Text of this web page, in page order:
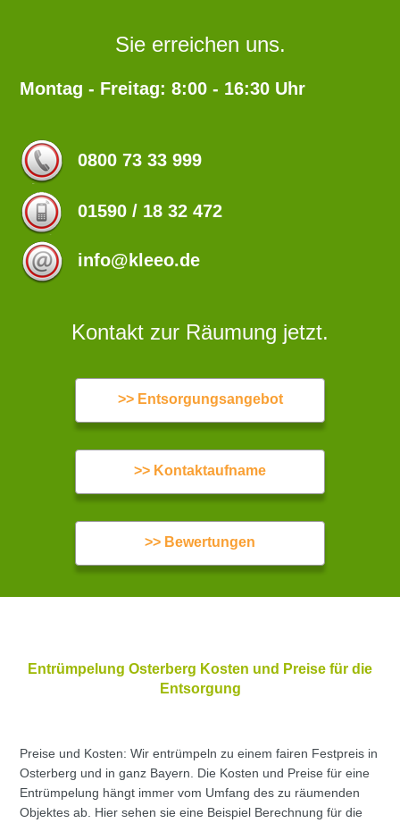
Sie erreichen uns.
Montag - Freitag: 8:00 - 16:30 Uhr
0800 73 33 999
01590 / 18 32 472
info@kleeo.de
Kontakt zur Räumung jetzt.
>> Entsorgungsangebot
>> Kontaktaufname
>> Bewertungen
Entrümpelung Osterberg Kosten und Preise für die
Entsorgung
Preise und Kosten: Wir entrümpeln zu einem fairen Festpreis in
Osterberg und in ganz Bayern. Die Kosten und Preise für eine
Entrümpelung hängt immer vom Umfang des zu räumenden
Objektes ab. Hier sehen sie eine Beispiel Berechnung für die